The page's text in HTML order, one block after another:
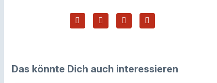
Das könnte Dich auch interessieren